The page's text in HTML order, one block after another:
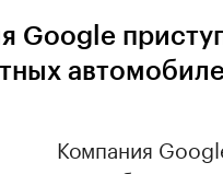
Google
Компания